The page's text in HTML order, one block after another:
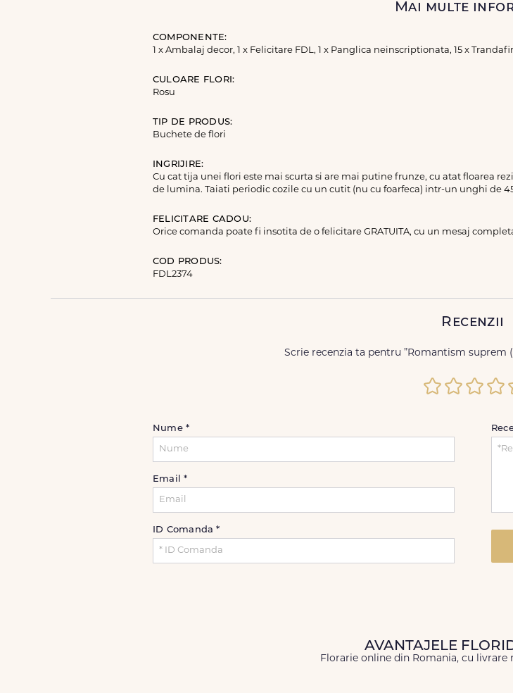
Mai multe
COMPONENTE:
1 x Ambalaj decor, 1 x Felicitare FDL, 1 x Panglica neinscriptionata, 15 x
CULOARE FLORI:
Rosu
TIP DE PRODUS:
Buchete de flori
INGRIJIRE:
Cu cat tija unei flori este mai scurta si are mai putine frunze, cu atat floarea
de lumina. Taiati periodic cozile cu un cutit (nu cu foarfeca) intr-un unghi de
FELICITARE CADOU:
Orice comanda poate fi insotita de o felicitare GRATUITA, cu un mesaj
COD PRODUS:
FDL2374
Recenzii
Scrie recenzia ta pentru ”Romantism suprem
Nume*
Email*
ID Comanda*
AVANTAJELE
Florarie online din Romania, cu livrare